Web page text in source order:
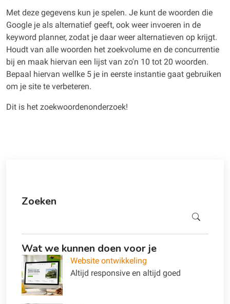
Met deze gegevens kun je spelen. Je kunt de woorden die
Google je als alternatief geeft, ook weer invoeren in de
keyword planner, zodat je daar weer alternatieven op krijgt.
Houdt van alle woorden het zoekvolume en de concurrentie
bij en maak hiervan een lijst van zo'n 10 tot 20 woorden.
Bepaal hiervan wellke 5 je in eerste instantie gaat gebruiken
om je site te verbeteren.
Dit is het zoekwoordenonderzoek!
Zoeken
Wat we kunnen doen voor je
Website ontwikkeling
Altijd responsive en altijd goed